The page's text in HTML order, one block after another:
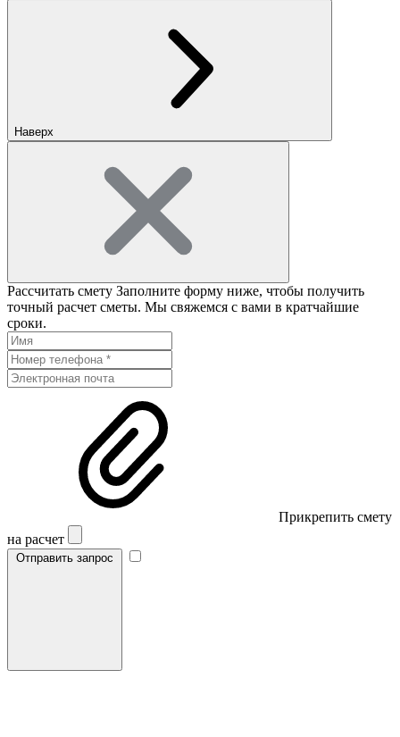
Наверх
Рассчитать смету Заполните форму ниже, чтобы получить
точный расчет сметы. Мы свяжемся с вами в кратчайшие
сроки.
Прикрепить смету
на расчет
Отправить запрос